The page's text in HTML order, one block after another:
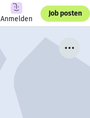
Anmelden
Job posten